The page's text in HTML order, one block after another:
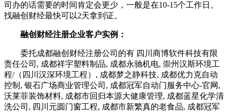
司办的话需要的时间肯定会更少，一般是在10-15个工作日。
找融创财经最快可以2天拿到证。
融创财经注册企业客户实例：
委托成都融创财经注册公司的有 四川商博软件科技有限
责任公司, 成都祥宇塑料制品, 成都永驰机电, 崇州汉斯环境工
程/（四川汉深环境工程）, 成都梦之静科技, 成都优力克自动
控制, 银石广场商业管理公司, 成都冠军自动门服务中心-官网,
沃莱菲装饰材料, 成都市回归本源大健康管理, 成都蓝星化学清
洗公司, 四川元圆门窗工程, 成都市新繁真的老食品, 成都冠军